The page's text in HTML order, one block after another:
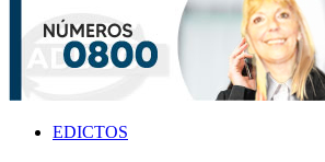
EDICTOS